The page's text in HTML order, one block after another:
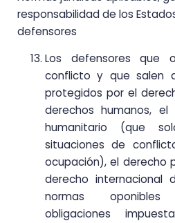
responsabilidad de los
defensores
Los defensores que
conflicto y que salen
protegidos por el
derechos humanos, el
humanitario (que
situaciones de
ocupación), el derecho
derecho internacional
normas
obligaciones